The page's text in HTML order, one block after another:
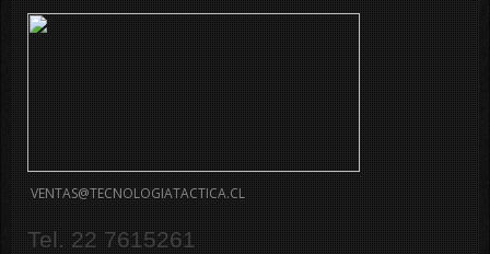
VENTAS@TECNOLOGIATACTICA.CL
Tel. 22 7615261